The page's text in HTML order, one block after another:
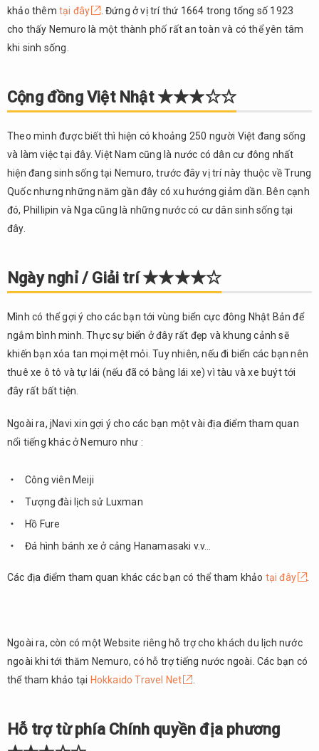
khảo thêm tại đây
. Đứng ở vị trí thứ 1664 trong tổng số 1923
cho thấy Nemuro là một thành phố rất an toàn và có thể yên tâm
khi sinh sống.
Cộng đồng Việt Nhật ★★★☆☆
Theo mình được biết thì hiện có khoảng 250 người Việt đang sống
và làm việc tại đây. Việt Nam cũng là nước có dân cư đông nhất
hiện đang sinh sống tại Nemuro, trước đây vị trí này thuộc về Trung
Quốc nhưng những năm gần đây có xu hướng giảm dần. Bên cạnh
đó, Phillipin và Nga cũng là những nước có cư dân sinh sống tại
đây.
Ngày nghỉ / Giải trí ★★★★☆
Mình có thể gợi ý cho các bạn tới vùng biển cực đông Nhật Bản để
ngắm bình minh. Thực sự biển ở đây rất đẹp và khung cảnh sẽ
khiến bạn xóa tan mọi mệt mỏi. Tuy nhiên, nếu đi biển các bạn nên
thuê xe ô tô và tự lái (nếu đã có bằng lái xe) vì tàu và xe buýt tới
đây rất bất tiện.
Ngoài ra, jNavi xin gợi ý cho các bạn một vài địa điểm tham quan
nổi tiếng khác ở Nemuro như :
Công viên Meiji
Tượng đài lịch sử Luxman
Hồ Fure
Đá hình bánh xe ở cảng Hanamasaki v.v…
Các địa điểm tham quan khác các bạn có thể tham khảo tại đây
Ngoài ra, còn có một Website riêng hỗ trợ cho khách du lịch nước
ngoài khi tới thăm Nemuro, có hỗ trợ tiếng nước ngoài. Các bạn có
thể tham khảo tại Hokkaido Travel Net
Hỗ trợ từ phía Chính quyền địa phương